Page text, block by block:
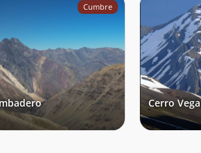
Cumbre
Cerro Vega